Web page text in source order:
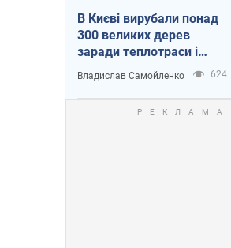
В Києві вирубали понад
300 великих дерев
заради теплотраси і
всупереч Генплану
Владислав Самойленко 624